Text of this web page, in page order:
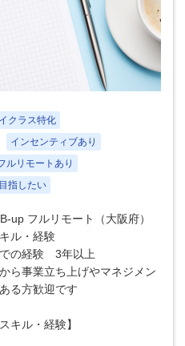
クラス特化
インセンティブあり
ルリモートあり
指したい
up フルリモート（大阪府）
ル・経験
での経験 3年以上
ら事業立ち上げやマネジメン
る方歓迎です
キル・経験】